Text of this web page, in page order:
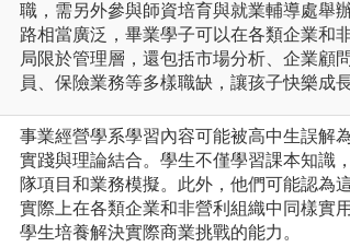
職，需另外參與師資培育與就業輔導處舉
路相當廣泛，畢業學子可以在各類企業和
局限於管理層，還包括市場分析、企業顧
員、保險業務等多樣職缺，讓孩子快樂成
事業經營學系學習內容可能被高中生誤解
實踐與理論結合。學生不僅學習課本知識
隊項目和業務模擬。此外，他們可能認為
實際上在各類企業和非營利組織中同樣實
學生培養解決實際商業挑戰的能力。